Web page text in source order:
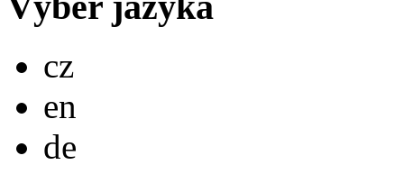
cz
en
de